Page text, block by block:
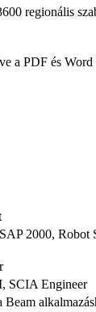
regionális
a PDF és
2000, Robot
SCIA Engineer